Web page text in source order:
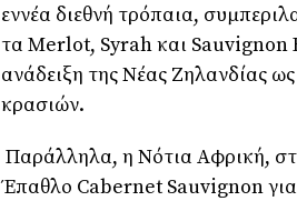
εννέα διεθνή τρόπαια,
τα Merlot, Syrahκαι Sauvignon
ανάδειξη της Νέας Ζηλανδίας
κρασιών.
Παράλληλα, η Νότια Αφρική,
Έπαθλο Cabernet Sauvignon